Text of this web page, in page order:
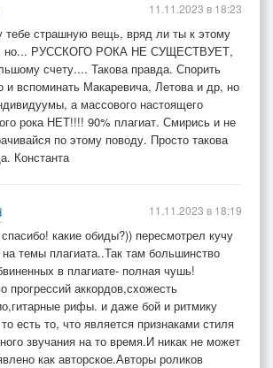
тебе страшную вещь, вряд ли ты к этому
но... РУССКОГО РОКА НЕ СУЩЕСТВУЕТ,
счету.... Такова правда. Спорить
и вспоминать Макаревича, Летова и др, но
а массового настоящего
рока НЕТ!!!! 90% плагиат. Смирись и не
по этому поводу. Просто такова
Константа
11.11.2023 в 18:23
какие обиды?)) пересмотрел кучу
темы плагиата..Так там большинство
в плагиате- полная чушь!
прогрессий аккордов,схожесть
рифы. и даже бой и ритмику
то есть то, что является признаками стиля
звучания на то время.И никак не может
как авторское.Авторы роликов
11.11.2023 в 18:19